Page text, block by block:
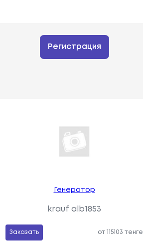
Регистрация
Генератор
krauf alb1853
Заказать от 115103 тенге